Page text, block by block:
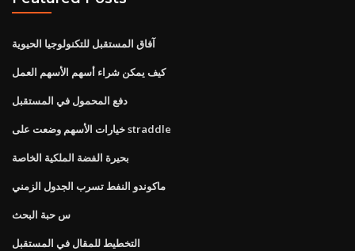
آفاق المستقبل للتكنولوجيا الحيوية
كيف يمكن شراء أسهم الأسهم العمل
دفع المحمول في المستقبل
خيارات الأسهم وضعت على straddle
بحيرة الفضة الملكية الخاصة
ماكوندو النفط تسرب الجدول الزمني
س حبة البحث
التخطيط للمقال في المستقبل